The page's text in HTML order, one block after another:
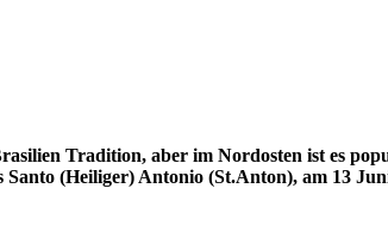
Tradition, aber im Nordosten ist es
Santo (Heiliger) Antonio (St.Anton), am 13